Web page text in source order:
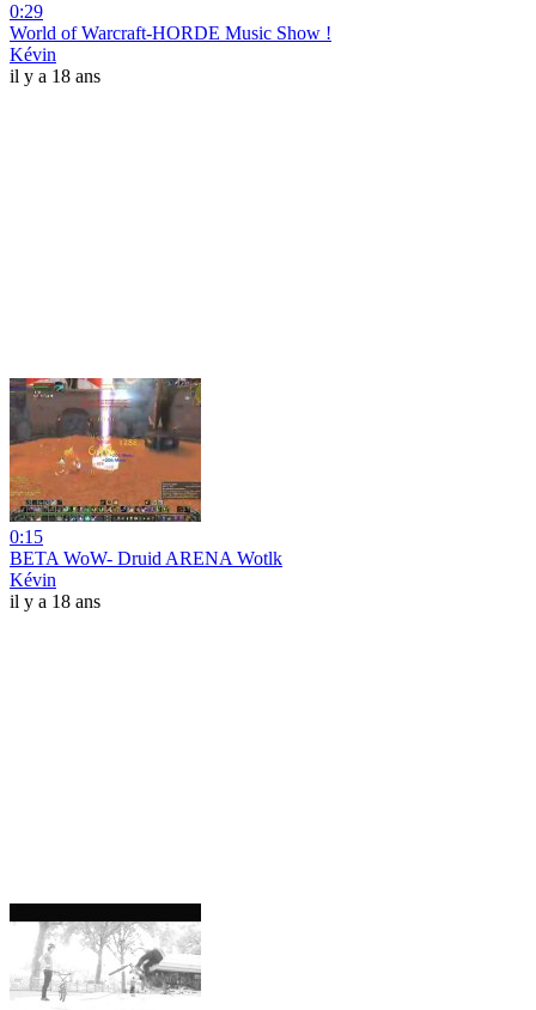
0:29
World of Warcraft-HORDE Music Show !
Kévin
il y a 18 ans
0:15
BETA WoW- Druid ARENA Wotlk
Kévin
il y a 18 ans